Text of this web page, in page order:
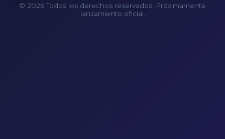
© 2026 Todos los derechos reservados. Próximamente
lanzamiento oficial.